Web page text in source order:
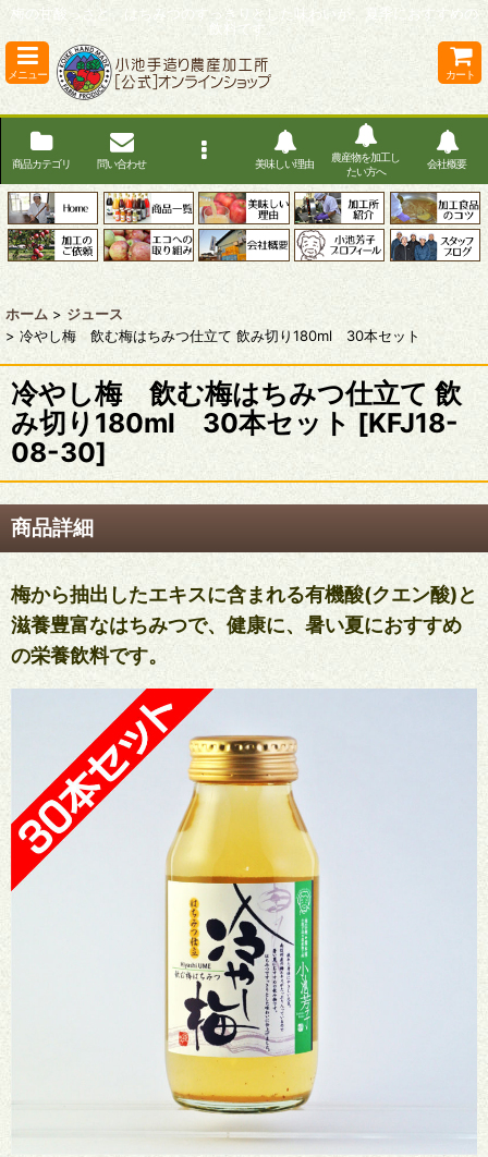
梅の甘酸っさと、はちみつのすっきりとした味わいが、夏季におすすめの
飲料です。
メニュー カート
商品カテゴリ 問い合わせ 美味しい理由
農産物を加工し
たい方へ
会社概要
ホーム > ジュース
> 冷やし梅 飲む梅はちみつ仕立て 飲み切り180ml 30本セット
冷やし梅 飲む梅はちみつ仕立て 飲
み切り180ml 30本セット [KFJ18-
08-30]
商品詳細
梅から抽出したエキスに含まれる有機酸(クエン酸)と
滋養豊富なはちみつで、健康に、暑い夏におすすめ
の栄養飲料です。